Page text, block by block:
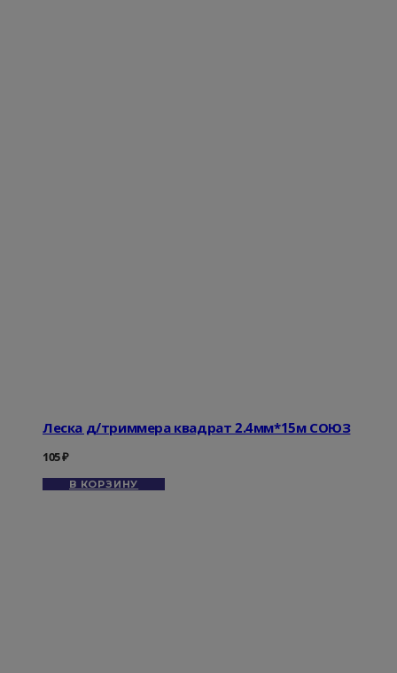
Леска д/триммера квадрат 2.4мм*15м СОЮЗ
105₽
В КОРЗИНУ